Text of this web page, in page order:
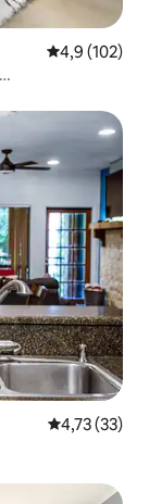
4,9 (102)
4,73 (33)